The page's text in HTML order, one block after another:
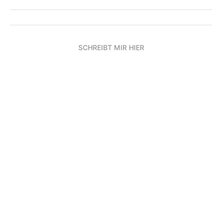
SCHREIBT MIR HIER